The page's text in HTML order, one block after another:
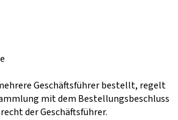
Geschäftsführer bestellt, regelt
mit dem Bestellungsbeschluss
der Geschäftsführer.